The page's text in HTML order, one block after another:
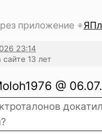
приложение
13 лет
@